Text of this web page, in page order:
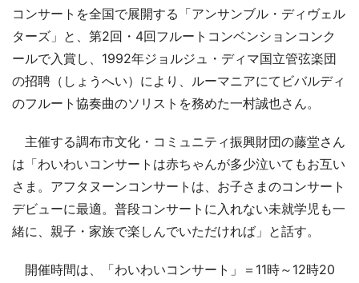
コンサートを全国で展開する「アンサンブル・ディヴェル
ターズ」と、第2回・4回フルートコンベンションコンク
ールで入賞し、1992年ジョルジュ・ディマ国立管弦楽団
の招聘（しょうへい）により、ルーマニアにてビバルディ
のフルート協奏曲のソリストを務めた一村誠也さん。
主催する調布市文化・コミュニティ振興財団の藤堂さん
は「わいわいコンサートは赤ちゃんが多少泣いてもお互い
さま。アフタヌーンコンサートは、お子さまのコンサート
デビューに最適。普段コンサートに入れない未就学児も一
緒に、親子・家族で楽しんでいただければ」と話す。
開催時間は、「わいわいコンサート」＝11時～12時20